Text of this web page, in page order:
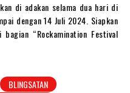
di adakan selama dua hari di
dengan 14 Juli 2024. Siapkan
“Rockamination Festival
BLINGSATAN